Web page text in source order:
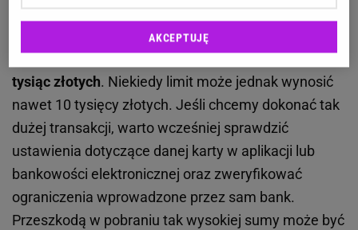
mobilnej. Limity zmniejszają także ryzyko
potencjalnych strat finansowych.
jednorazowa wypłata oscyluje w granicach 800-1
tysiąc złotych. Niekiedy limit może jednak wynosić
nawet 10 tysięcy złotych. Jeśli chcemy dokonać tak
dużej transakcji, warto wcześniej sprawdzić
ustawienia dotyczące danej karty w aplikacji lub
bankowości elektronicznej oraz zweryfikować
ograniczenia wprowadzone przez sam bank.
Przeszkodą w pobraniu tak wysokiej sumy może być
AKCEPTUJĘ